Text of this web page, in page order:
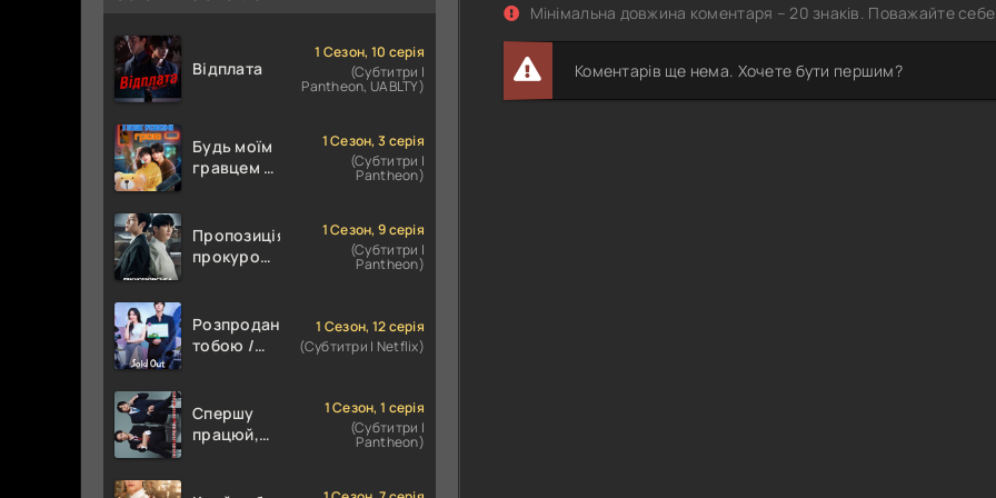
Мінімальна довжина коментаря – 20 знаків. Поважайте себе
Коментарів ще нема. Хочете бути першим?
Відплата
1 Сезон, 10 серія
(Субтитри |
Pantheon, UABLTY)
Будь моїм
гравцем /
1 Сезон, 3 серія
(Субтитри |
Pantheon)
Пропозиція
прокурора
пропозиція
1 Сезон, 9 серія
(Субтитри |
Pantheon)
Розпродана
тобою /
1 Сезон, 12 серія
(Субтитри | Netflix)
Спершу
працюй,
1 Сезон, 1 серія
(Субтитри |
Pantheon)